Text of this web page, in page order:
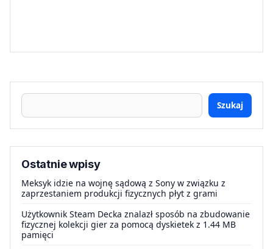
Szukaj
Ostatnie wpisy
Meksyk idzie na wojnę sądową z Sony w związku z
zaprzestaniem produkcji fizycznych płyt z grami
Użytkownik Steam Decka znalazł sposób na zbudowanie
fizycznej kolekcji gier za pomocą dyskietek z 1.44 MB
pamięci